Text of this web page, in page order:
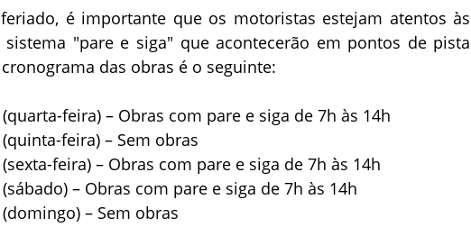
é importante que os motoristas estejam atentos às
sistema "pare e siga" que acontecerão em pontos de pista
das obras é o seguinte:
feira) – Obras com pare e siga de 7h às 14h
feira) – Sem obras
feira) – Obras com pare e siga de 7h às 14h
– Obras com pare e siga de 7h às 14h
– Sem obras